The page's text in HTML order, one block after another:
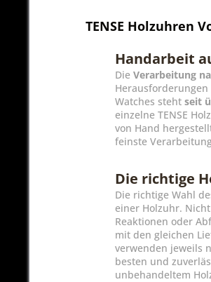
TENSE Holzuhren
Handarbeit
Die Verarbeitung
Herausforderungen
Watches steht seit
einzelne TENSE
von Hand
feinste
Die richtige
Die richtige Wahl
einer Holzuhr.
Reaktionen oder
mit den gleichen
verwenden jeweils
besten und
unbehandeltem